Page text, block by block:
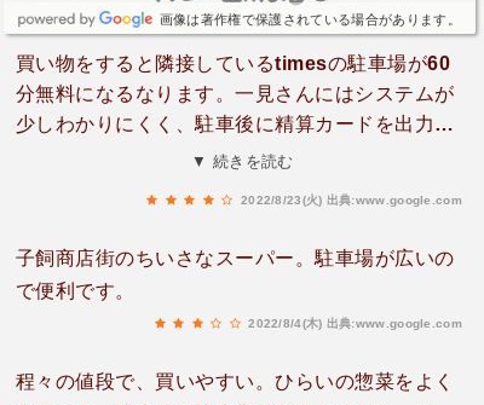
画像は著作権で保護されている場合があります。
買い物をすると隣接しているtimesの駐車場が60
分無料になるなります。一見さんにはシステムが
少しわかりにくく、駐車後に精算カードを出力
し、そのカードを買い物した際に提示すると60分
▼ 続きを読む
2022/8/23(火) 出典:www.google.com
子飼商店街のちいさなスーパー。駐車場が広いの
で便利です。
2022/8/4(木) 出典:www.google.com
程々の値段で、買いやすい。ひらいの惣菜をよく